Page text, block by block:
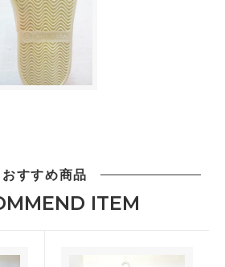
おすすめ商品
ITEM